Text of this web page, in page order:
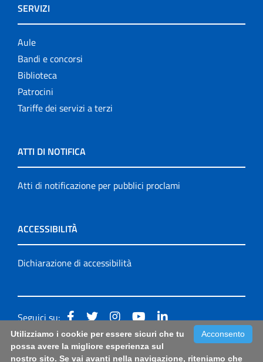
SERVIZI
Aule
Bandi e concorsi
Biblioteca
Patrocini
Tariffe dei servizi a terzi
ATTI DI NOTIFICA
Atti di notificazione per pubblici proclami
ACCESSIBILITÀ
Dichiarazione di accessibilità
Seguici su:
Accessibilità: form di segnalazione di prima istanza per
Acconsento
Utilizziamo i cookie per essere sicuri che tu
possa avere la migliore esperienza sul
nostro sito. Se vai avanti nella navigazione, riteniamo che